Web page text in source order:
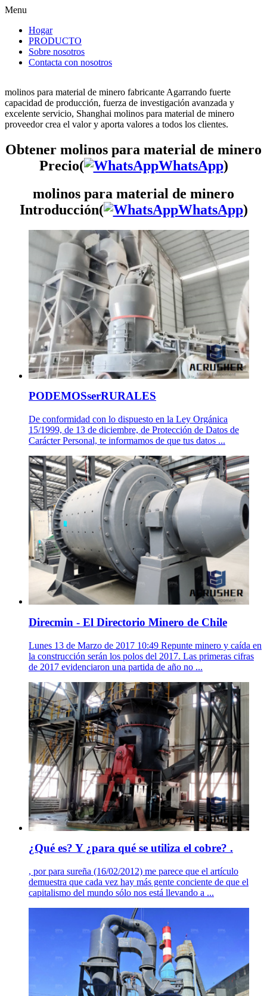
Menu
Hogar
PRODUCTO
Sobre nosotros
Contacta con nosotros
molinos para material de minero fabricante Agarrando fuerte
capacidad de producción, fuerza de investigación avanzada y
excelente servicio, Shanghai molinos para material de minero
proveedor crea el valor y aporta valores a todos los clientes.
Obtener molinos para material de minero
Precio(
WhatsApp)
molinos para material de minero
Introducción(
WhatsApp)
PODEMOSserRURALES
De conformidad con lo dispuesto en la Ley Orgánica
15/1999, de 13 de diciembre, de Protección de Datos de
Carácter Personal, te informamos de que tus datos ...
Direcmin - El Directorio Minero de Chile
Lunes 13 de Marzo de 2017 10:49 Repunte minero y caída en
la construcción serán los polos del 2017. Las primeras cifras
de 2017 evidenciaron una partida de año no ...
¿Qué es? Y ¿para qué se utiliza el cobre? .
, por para sureña (16/02/2012) me parece que el artículo
demuestra que cada vez hay más gente conciente de que el
capitalismo del mundo sólo nos está llevando a ...